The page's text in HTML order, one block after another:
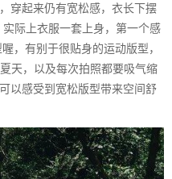
穿起来仍有宽松感，衣长下摆
际上衣服一套上身，第一个感
，有别于很贴身的运动版型，
天，以及每次拍照都要吸气缩
以感受到宽松版型带来空间舒